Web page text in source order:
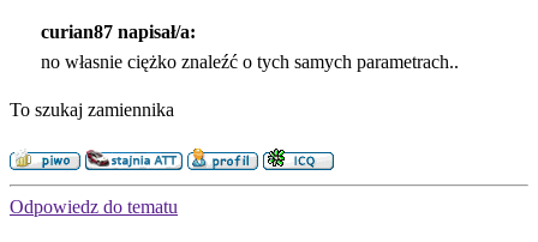
curian87 napisał/a:
no własnie ciężko znaleźć o tych samych parametrach..
To szukaj zamiennika
Odpowiedz do tematu